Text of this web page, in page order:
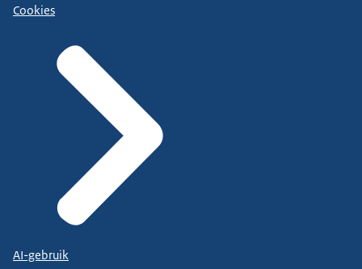
Cookies
AI-gebruik